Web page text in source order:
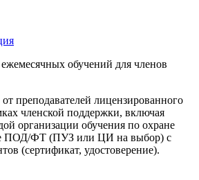
обучений для членов
преподавателей лицензированного
членской поддержки, включая
организации обучения по охране
ПОД/ФТ (ПУЗ или ЦИ на выбор) с
(сертификат, удостоверение).